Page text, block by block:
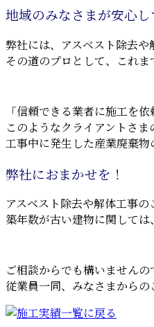
地域のみなさまが安心し
弊社には、アスベスト除去や
その道のプロとして、これま
「信頼できる業者に施工を依
このようなクライアントさま
工事中に発生した産業廃棄
弊社におまかせを！
アスベスト除去や解体工事の
築年数が古い建物に関して
ご相談からでも構いません
従業員一同、みなさまからの